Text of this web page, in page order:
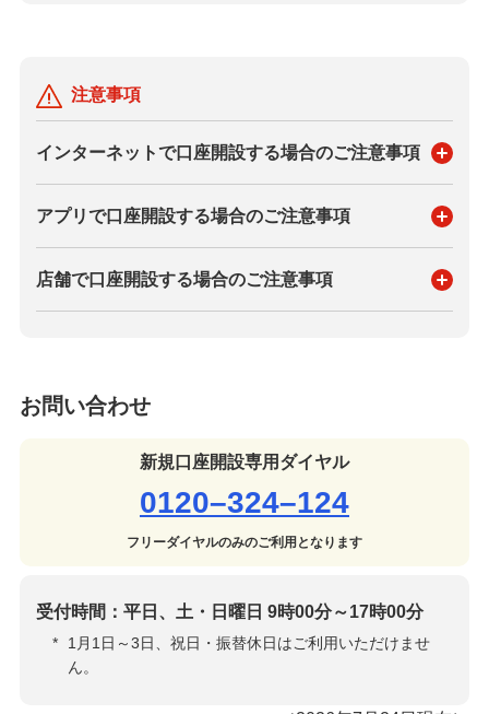
注意事項
インターネットで口座開設する場合のご注意事項
アプリで口座開設する場合のご注意事項
店舗で口座開設する場合のご注意事項
お問い合わせ
新規口座開設専用ダイヤル
0120–324–124
フリーダイヤルのみのご利用となります
受付時間：平日、土・日曜日 9時00分～17時00分
*
1月1日～3日、祝日・振替休日はご利用いただけませ
ん。